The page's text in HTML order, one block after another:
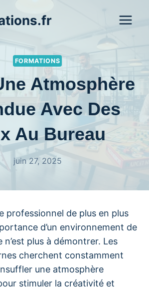
FORMATIONS
Atmosphère
Avec Des
Au Bureau
juin 27, 2025
professionnel de plus en plus
d’un environnement de
n’est plus à démontrer. Les
cherchent constamment
une atmosphère
stimuler la créativité et